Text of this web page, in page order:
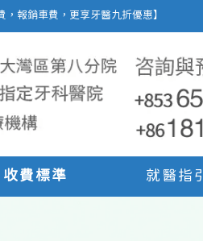
報銷車費，更享牙醫九折優惠】
收費標準 就醫指引